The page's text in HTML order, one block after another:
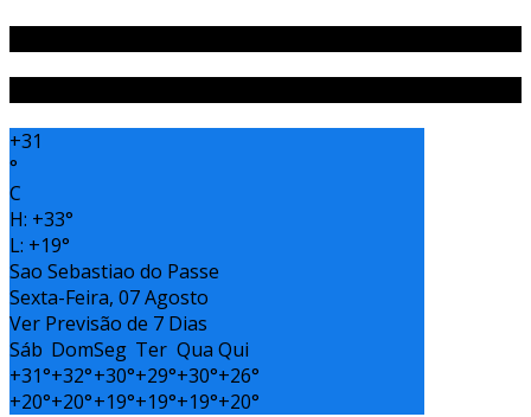
+31
°
C
H: +33°
L: +19°
Sao Sebastiao do Passe
Sexta-Feira, 07 Agosto
Ver Previsão de 7 Dias
Sáb DomSeg Ter Qua Qui
+31°+32°+30°+29°+30°+26°
+20°+20°+19°+19°+19°+20°